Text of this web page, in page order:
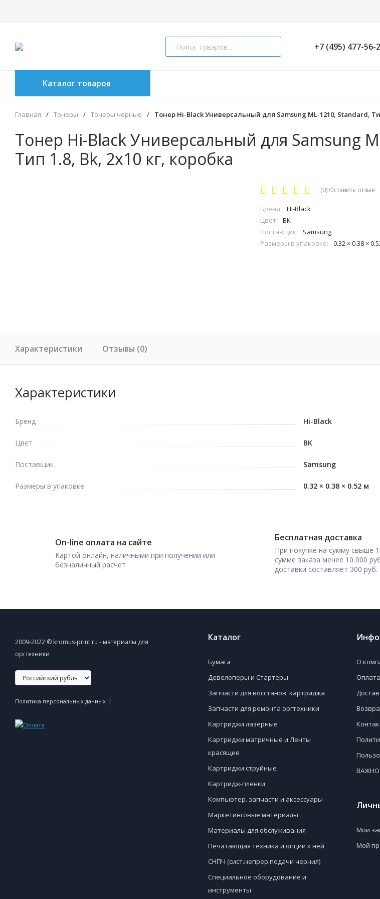
+7 (495) 477-56-
Каталог товаров
Главная / Тонеры / Тонеры черные / Тонер Hi-Black Универсальный для Samsung ML-1210, Standard,
Тонер Hi-Black Универсальный для Samsung
Тип 1.8, Bk, 2x10 кг, коробка
(0) Оставить отзыв
Бренд:
Hi-Black
Цвет:
BK
Поставщик:
Samsung
Размеры в упаковке:
0.32 × 0.38 ×
Характеристики Отзывы (0)
Характеристики
Бренд Hi-Black
Цвет BK
Поставщик Samsung
Размеры в упаковке 0.32 × 0.38 × 0.52 м
On-line оплата на сайте
Картой онлайн, наличными при получении или
безналичный расчет
Бесплатная доставка
При покупке на сумму свыше
сумме заказа менее 10 000
доставки составляет 300 руб.
2009-2022 © kromus-print.ru - материалы для
оргтехники
Политика персональных данных |
Каталог
Бумага
Девелоперы и Стартеры
Запчасти для восстанов. картриджа
Запчасти для ремонта оргтехники
Картриджи лазерные
Картриджи матричные и Ленты
красящие
Картриджи струйные
Картридж-пленки
Компьютер. запчасти и аксессуары
Маркетинговые материалы
Материалы для обслуживания
Печатающая техника и опции к ней
СНПЧ (сист.непрер.подачи чернил)
Специальное оборудование и
инструменты
О
Оплата
ВАЖНО
Мои
Мой